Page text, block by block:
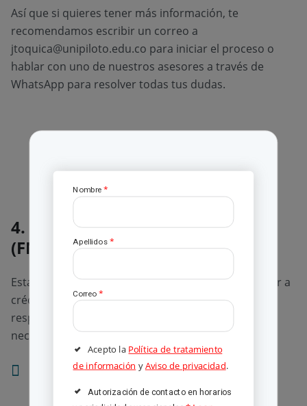
Así que si quieres tener más información, te
recomendamos escribir un correo a
jtoquica@unipiloto.edu.co para iniciar el proceso o
hablar con uno de nuestros asesores a través de
WhatsApp para resolver todas tus dudas.
4. Fondo Nacional del Ahorro
(FNA)
Esta opción también es bastante usual para acceder a
créditos estudiantiles, a los cuales podrás tener
respuesta entre 1 a 5 días hábiles. En este caso
necesitarás los siguientes requisitos:
Estar afiliado al FNA por cesantías o ahorro
voluntario.